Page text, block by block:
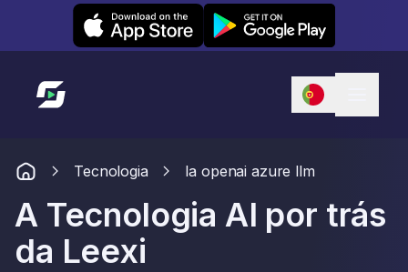
Leexi on iOS Leexi on Android
Link para a página inicial
Tecnologia Ia openai azure llm
A Tecnologia AI por trás
da Leexi